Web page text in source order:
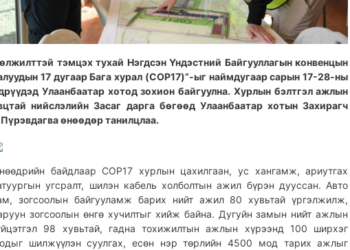
тэмцэх тухай Нэгдсэн Үндэстний Байгууллагын конвенцын
17 дугаар Бага хурал (COP17)”-ыг наймдугаар сарын 17-28-ны
Улаанбаатар хотод зохион байгуулна. Хурлын бэлтгэл ажлын
нийслэлийн Засаг дарга бөгөөд Улаанбаатар хотын Захирагч
өнөөдөр танилцлаа.
байдлаар COP17 хурлын цахилгаан, ус хангамж, ариутгах
угсралт, шилэн кабель холболтын ажил бүрэн дууссан. Авто
зогсоолын байгууламж барих нийт ажил 80 хувьтай үргэлжилж,
зогсоолын өнгө хучилтыг хийж байна. Дугуйн замын нийт ажлын
98 хувьтай, гадна тохижилтын ажлын хүрээнд 100 ширхэг
шилжүүлэн суулгах, есөн нэр төрлийн 4500 мод тарих ажлыг